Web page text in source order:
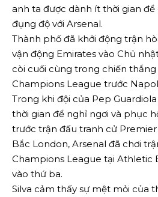
anh ta được dành ít thời gian
đụng độ với Arsenal.
Thành phố đã khởi động trận
vận động Emirates vào Chủ
còi cuối cùng trong chiến thắng
Champions League trước
Trong khi đội của Pep
thời gian để nghỉ ngơi và phục
trước trận đấu tranh cử
Bắc London, Arsenal đã chơi
Champions League tại Athletic
vào thứ ba.
Silva cảm thấy sự mệt mỏi của